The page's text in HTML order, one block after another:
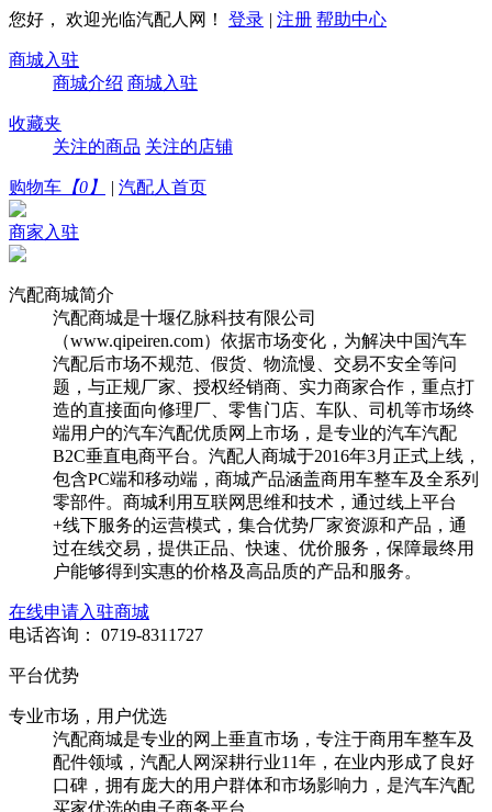
您好， 欢迎光临汽配人网！ 登录 | 注册 帮助中心
商城入驻
商城介绍 商城入驻
收藏夹
关注的商品 关注的店铺
购物车 【0 】 | 汽配人首页
商家入驻
汽配商城简介
汽配商城是十堰亿脉科技有限公司
（www.qipeiren.com）依据市场变化，为解决中国汽车
汽配后市场不规范、假货、物流慢、交易不安全等问
题，与正规厂家、授权经销商、实力商家合作，重点打
造的直接面向修理厂、零售门店、车队、司机等市场终
端用户的汽车汽配优质网上市场，是专业的汽车汽配
B2C垂直电商平台。汽配人商城于2016年3月正式上线，
包含PC端和移动端，商城产品涵盖商用车整车及全系列
零部件。商城利用互联网思维和技术，通过线上平台
+线下服务的运营模式，集合优势厂家资源和产品，通
过在线交易，提供正品、快速、优价服务，保障最终用
户能够得到实惠的价格及高品质的产品和服务。
在线申请入驻商城
电话咨询：
0719-8311727
平台优势
专业市场，用户优选
汽配商城是专业的网上垂直市场，专注于商用车整车及
配件领域，汽配人网深耕行业11年，在业内形成了良好
口碑，拥有庞大的用户群体和市场影响力，是汽车汽配
买家优选的电子商务平台。